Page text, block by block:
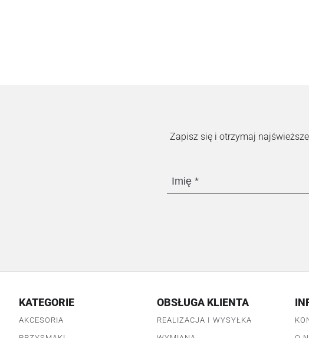
Zapisz się i otrzymaj
Imię
KATEGORIE
AKCESORIA
OBSŁUGA KLIENTA
REALIZACJA I WYSYŁKA